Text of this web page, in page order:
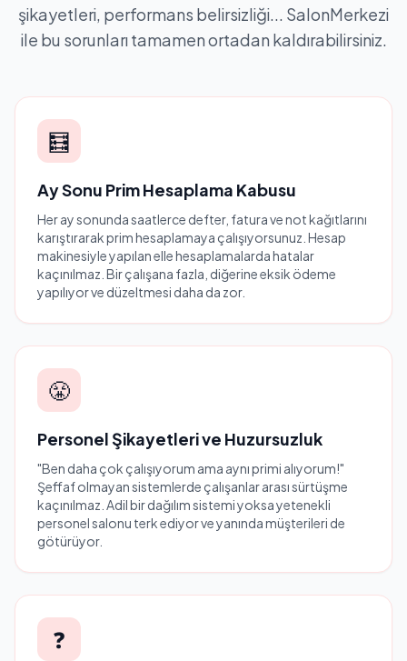
şikayetleri, performans belirsizliği... SalonMerkezi
ile bu sorunları tamamen ortadan kaldırabilirsiniz.
🧮
Ay Sonu Prim Hesaplama Kabusu
Her ay sonunda saatlerce defter, fatura ve not kağıtlarını
karıştırarak prim hesaplamaya çalışıyorsunuz. Hesap
makinesiyle yapılan elle hesaplamalarda hatalar
kaçınılmaz. Bir çalışana fazla, diğerine eksik ödeme
yapılıyor ve düzeltmesi daha da zor.
😤
Personel Şikayetleri ve Huzursuzluk
"Ben daha çok çalışıyorum ama aynı primi alıyorum!"
Şeffaf olmayan sistemlerde çalışanlar arası sürtüşme
kaçınılmaz. Adil bir dağılım sistemi yoksa yetenekli
personel salonu terk ediyor ve yanında müşterileri de
götürüyor.
❓